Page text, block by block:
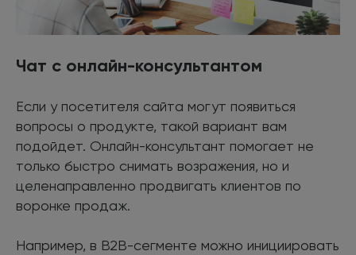
Чат с онлайн-консультантом
Если у посетителя сайта могут появиться
вопросы о продукте, такой вариант вам
подойдет. Онлайн-консультант помогает не
только быстро снимать возражения, но и
целенаправленно продвигать клиентов по
воронке продаж.
Например, в B2B-сегменте можно инициировать